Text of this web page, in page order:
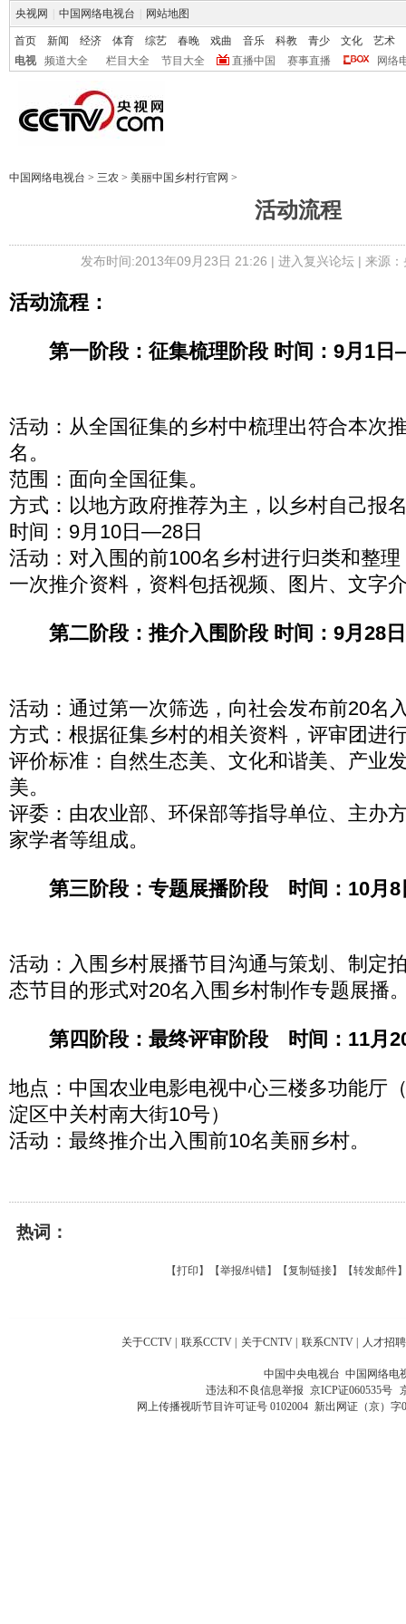
央视网 中国网络电视台 网站地图
首页 新闻 经济 体育 综艺 春晚 戏曲 音乐 科教 青少 文化
艺术
电视
频道大全 栏目大全 节目大全 直播中国 赛事直播 网络
中国网络电视台 > 三农 > 美丽中国乡村行官网 >
活动流程
发布时间:2013年09月23日 21:26 | 进入复兴论坛| 来源
活动流程：
第一阶段：征集梳理阶段 时间：9月1日
活动：从全国征集的乡村中梳理出符合本次
名。
范围：面向全国征集。
方式：以地方政府推荐为主，以乡村自己报
时间：9月10日—28日
活动：对入围的前100名乡村进行归类和整
一次推介资料，资料包括视频、图片、文字
第二阶段：推介入围阶段 时间：9月28
活动：通过第一次筛选，向社会发布前20名
方式：根据征集乡村的相关资料，评审团进
评价标准：自然生态美、文化和谐美、产业
美。
评委：由农业部、环保部等指导单位、主办
家学者等组成。
第三阶段：专题展播阶段 时间：10月8
活动：入围乡村展播节目沟通与策划、制定
态节目的形式对20名入围乡村制作专题展播
第四阶段：最终评审阶段 时间：11月
地点：中国农业电影电视中心三楼多功能厅
淀区中关村南大街10号）
活动：最终推介出入围前10名美丽乡村。
热词：
【打印 】【举报/纠错】【复制链接】【转发邮件
关于CCTV 联系CCTV 关于CNTV 联系CNTV 人才招聘
中国中央电视台 中国网络电
违法和不良信息举报 京ICP证060535号
网上传播视听节目许可证号 0102004 新出网证（京）